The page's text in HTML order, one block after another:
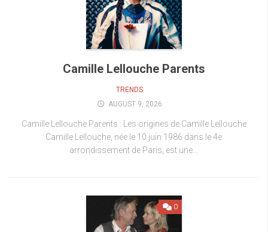
Camille Lellouche Parents
TRENDS
AUGUST 9, 2026
Camille Lellouche Parents : Les origines de Camille Lellouche
Camille Lellouche, née le 10 juin 1986 dans le 4e
arrondissement de Paris, est une...
0